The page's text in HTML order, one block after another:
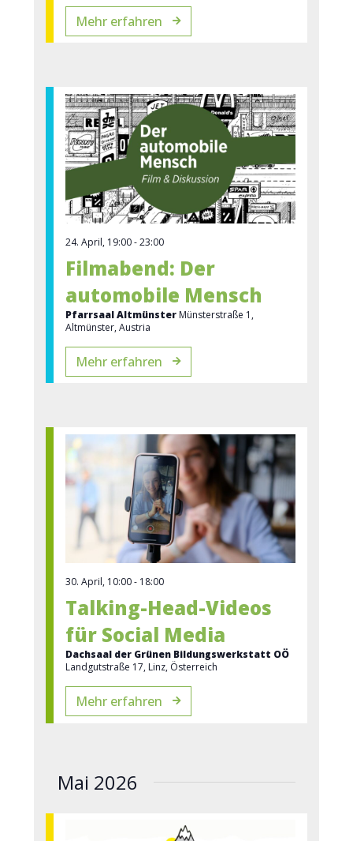
Mehr erfahren
24. April, 19:00-23:00
Filmabend: Der
automobile Mensch
Pfarrsaal Altmünster Münsterstraße 1,
Altmünster, Austria
Mehr erfahren
30. April, 10:00- 18:00
Talking-Head-Videos
für Social Media
Dachsaal der Grünen Bildungswerkstatt OÖ
Landgutstraße 17, Linz, Österreich
Mehr erfahren
Mai 2026